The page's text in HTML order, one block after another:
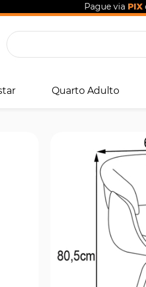
Pague via PIX
Quarto Adulto